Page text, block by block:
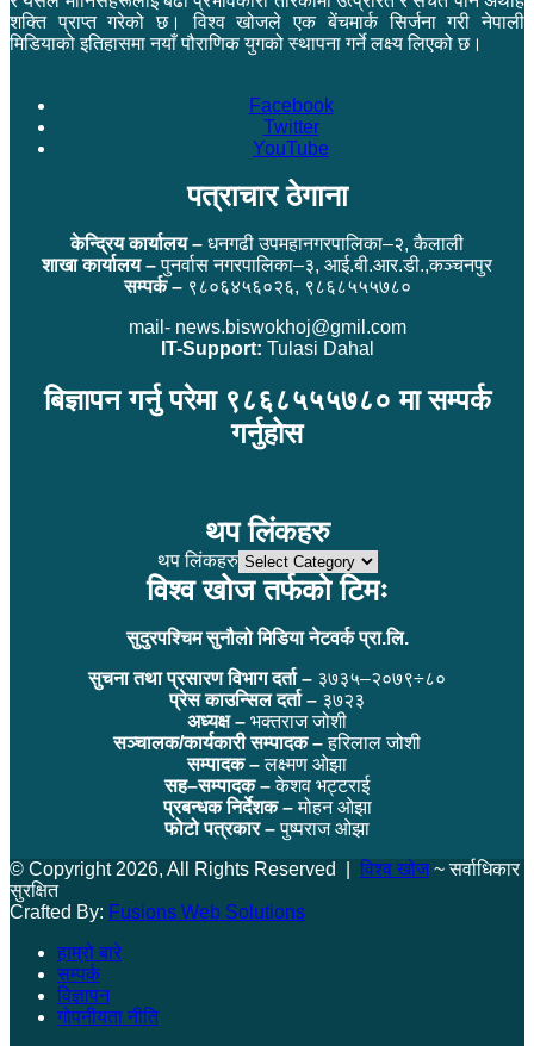
शक्ति प्राप्त गरेको छ। विश्व खोजले एक बेंचमार्क सिर्जना गरी नेपाली
मिडियाको इतिहासमा नयाँ पौराणिक युगको स्थापना गर्ने लक्ष्य लिएको छ।
Facebook
Twitter
YouTube
पत्राचार ठेगाना
केन्द्रिय कार्यालय – धनगढी उपमहानगरपालिका–२, कैलाली
शाखा कार्यालय –पुनर्वास नगरपालिका–३, आई.बी.आर.डी.,कञ्चनपुर
सम्पर्क –९८०६४५६०२६, ९८६८५५५७८०
mail- news.biswokhoj@gmil.com
IT-Support: Tulasi Dahal
बिज्ञापन गर्नु परेमा ९८६८५५५७८० मा सम्पर्क
गर्नुहोस
थप लिंकहरु
थप लिंकहरु
विश्व खोज तर्फको टिमः
सुदुरपश्चिम सुनौलो मिडिया नेटवर्क प्रा.लि.
सुचना तथा प्रसारण विभाग दर्ता – ३७३५–२०७९÷८०
प्रेस काउन्सिल दर्ता – ३७२३
अध्यक्ष – भक्तराज जोशी
सञ्चालक/कार्यकारी सम्पादक –हरिलाल जोशी
सम्पादक –लक्ष्मण ओझा
सह–सम्पादक –केशव भट्टराई
प्रबन्धक निर्देशक –मोहन ओझा
फोटो पत्रकार –पुष्पराज ओझा
© Copyright 2026, All Rights Reserved | विश्व खोज~ सर्वाधिकार
सुरक्षित
Crafted By: Fusions Web Solutions
हाम्रो बारे
सम्पर्क
विज्ञापन
गोपनीयता नीति